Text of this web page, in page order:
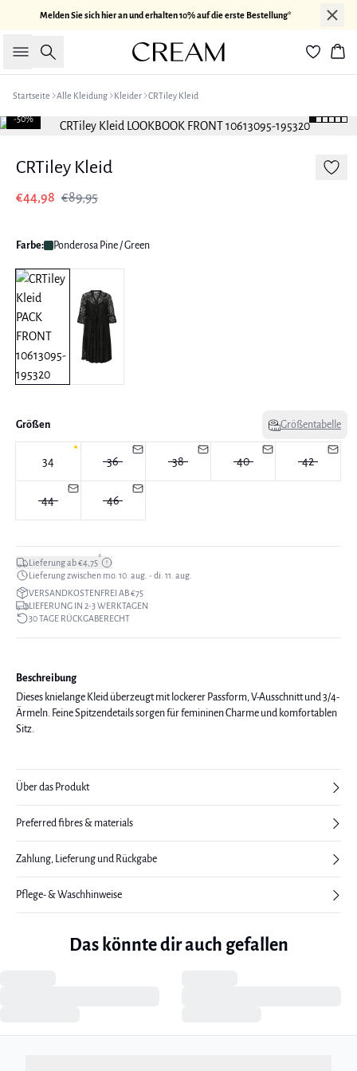
Melden Sie sich hier an und erhalten 10% auf die erste Bestellung*
Suche
Startseite Alle Kleidung Kleider CRTiley Kleid
-50%
CRTiley Kleid
€44,98 €89,95
Farbe: Ponderosa Pine / Green
Größen Größentabelle
34 36 38 40 42
44 46
Lieferung ab €4,75*
Lieferung zwischen mo. 10. aug. - di. 11. aug.
VERSANDKOSTENFREI AB €75
LIEFERUNG IN 2-3 WERKTAGEN
30 TAGE RÜCKGABERECHT
Beschreibung
Dieses knielange Kleid überzeugt mit lockerer Passform, V-Ausschnitt und 3/4-
Ärmeln. Feine Spitzendetails sorgen für femininen Charme und komfortablen
Sitz.
Über das Produkt
Preferred fibres & materials
Zahlung, Lieferung und Rückgabe
Pflege- & Waschhinweise
Das könnte dir auch gefallen